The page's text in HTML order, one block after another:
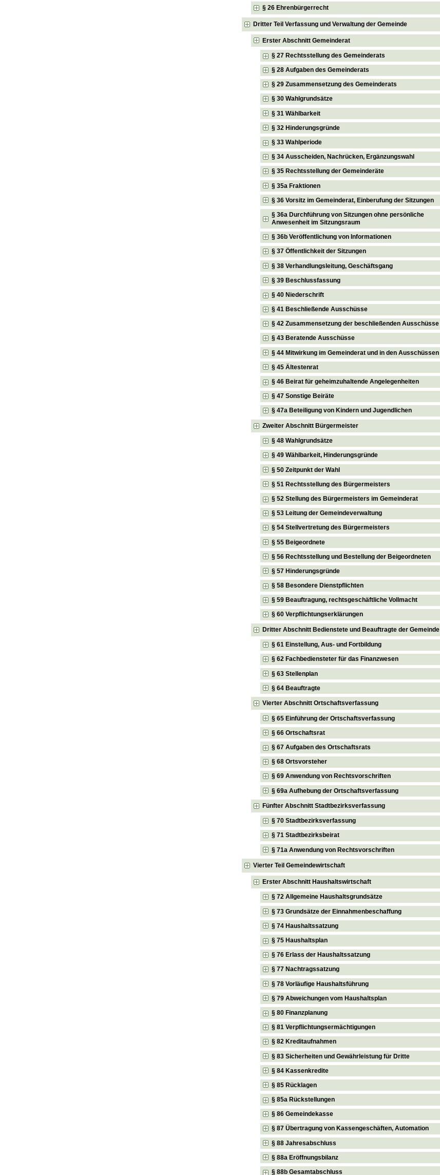
§ 26 Ehrenbürgerrecht
Dritter Teil Verfassung und Verwaltung der Gemeinde
Erster Abschnitt Gemeinderat
§ 27 Rechtsstellung des Gemeinderats
§ 28 Aufgaben des Gemeinderats
§ 29 Zusammensetzung des Gemeinderats
§ 30 Wahlgrundsätze
§ 31 Wählbarkeit
§ 32 Hinderungsgründe
§ 33 Wahlperiode
§ 34 Ausscheiden, Nachrücken, Ergänzungswahl
§ 35 Rechtsstellung der Gemeinderäte
§ 35a Fraktionen
§ 36 Vorsitz im Gemeinderat, Einberufung der Sitzungen
§ 36a Durchführung von Sitzungen ohne persönliche
Anwesenheit im Sitzungsraum
§ 36b Veröffentlichung von Informationen
§ 37 Öffentlichkeit der Sitzungen
§ 38 Verhandlungsleitung, Geschäftsgang
§ 39 Beschlussfassung
§ 40 Niederschrift
§ 41 Beschließende Ausschüsse
§ 42 Zusammensetzung der beschließenden Ausschüsse
§ 43 Beratende Ausschüsse
§ 44 Mitwirkung im Gemeinderat und in den Ausschüssen
§ 45 Ältestenrat
§ 46 Beirat für geheimzuhaltende Angelegenheiten
§ 47 Sonstige Beiräte
§ 47a Beteiligung von Kindern und Jugendlichen
Zweiter Abschnitt Bürgermeister
§ 48 Wahlgrundsätze
§ 49 Wählbarkeit, Hinderungsgründe
§ 50 Zeitpunkt der Wahl
§ 51 Rechtsstellung des Bürgermeisters
§ 52 Stellung des Bürgermeisters im Gemeinderat
§ 53 Leitung der Gemeindeverwaltung
§ 54 Stellvertretung des Bürgermeisters
§ 55 Beigeordnete
§ 56 Rechtsstellung und Bestellung der Beigeordneten
§ 57 Hinderungsgründe
§ 58 Besondere Dienstpflichten
§ 59 Beauftragung, rechtsgeschäftliche Vollmacht
§ 60 Verpflichtungserklärungen
Dritter Abschnitt Bedienstete und Beauftragte der Gemeinde
§ 61 Einstellung, Aus- und Fortbildung
§ 62 Fachbediensteter für das Finanzwesen
§ 63 Stellenplan
§ 64 Beauftragte
Vierter Abschnitt Ortschaftsverfassung
§ 65 Einführung der Ortschaftsverfassung
§ 66 Ortschaftsrat
§ 67 Aufgaben des Ortschaftsrats
§ 68 Ortsvorsteher
§ 69 Anwendung von Rechtsvorschriften
§ 69a Aufhebung der Ortschaftsverfassung
Fünfter Abschnitt Stadtbezirksverfassung
§ 70 Stadtbezirksverfassung
§ 71 Stadtbezirksbeirat
§ 71a Anwendung von Rechtsvorschriften
Vierter Teil Gemeindewirtschaft
Erster Abschnitt Haushaltswirtschaft
§ 72 Allgemeine Haushaltsgrundsätze
§ 73 Grundsätze der Einnahmenbeschaffung
§ 74 Haushaltssatzung
§ 75 Haushaltsplan
§ 76 Erlass der Haushaltssatzung
§ 77 Nachtragssatzung
§ 78 Vorläufige Haushaltsführung
§ 79 Abweichungen vom Haushaltsplan
§ 80 Finanzplanung
§ 81 Verpflichtungsermächtigungen
§ 82 Kreditaufnahmen
§ 83 Sicherheiten und Gewährleistung für Dritte
§ 84 Kassenkredite
§ 85 Rücklagen
§ 85a Rückstellungen
§ 86 Gemeindekasse
§ 87 Übertragung von Kassengeschäften, Automation
§ 88 Jahresabschluss
§ 88a Eröffnungsbilanz
§ 88b Gesamtabschluss